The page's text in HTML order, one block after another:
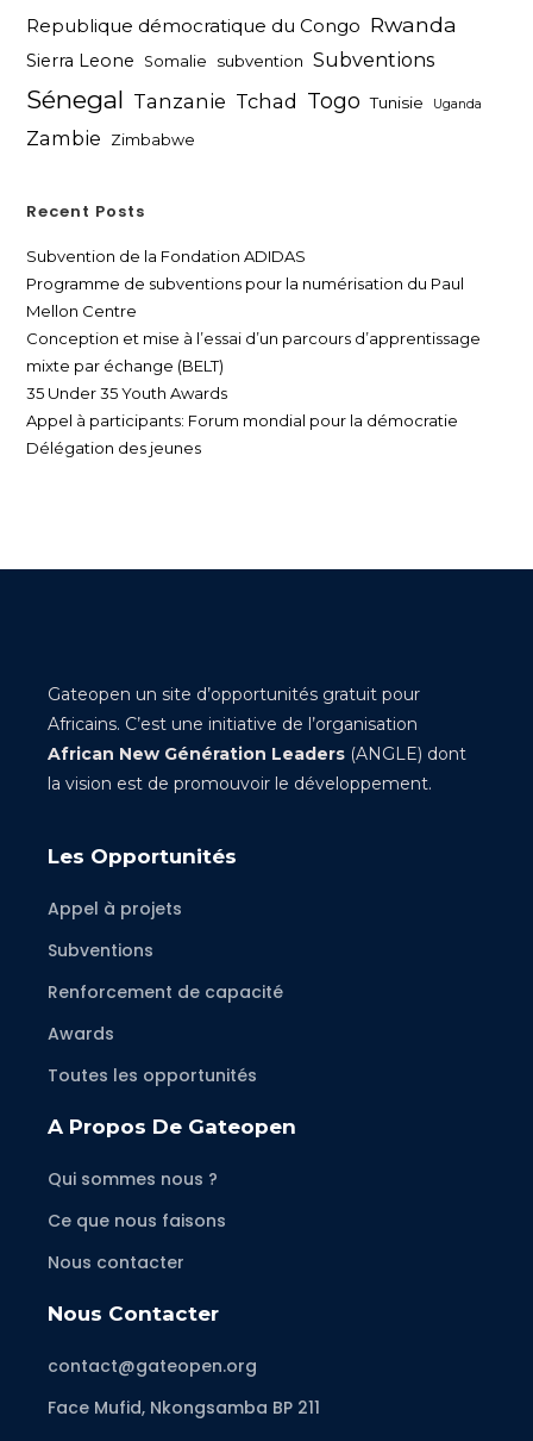
Republique démocratique du Congo Rwanda
Sierra Leone Somalie subvention Subventions
Sénegal Tanzanie Tchad Togo Tunisie Uganda
Zambie Zimbabwe
Recent Posts
Subvention de la Fondation ADIDAS
Programme de subventions pour la numérisation du Paul
Mellon Centre
Conception et mise à l’essai d’un parcours d’apprentissage
mixte par échange (BELT)
35 Under 35 Youth Awards
Appel à participants: Forum mondial pour la démocratie
Délégation des jeunes
Gateopen un site d’opportunités gratuit pour
Africains. C’est une initiative de l’organisation
African New Génération Leaders (ANGLE) dont
la vision est de promouvoir le développement.
Les Opportunités
Appel à projets
Subventions
Renforcement de capacité
Awards
Toutes les opportunités
A Propos De Gateopen
Qui sommes nous ?
Ce que nous faisons
Nous contacter
Nous Contacter
contact@gateopen.org
Face Mufid, Nkongsamba BP 211